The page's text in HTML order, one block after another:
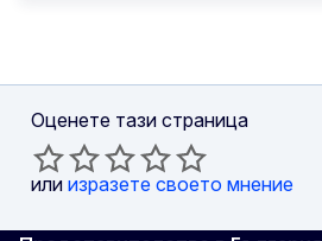
Оценете тази страница
или изразете своето мнение